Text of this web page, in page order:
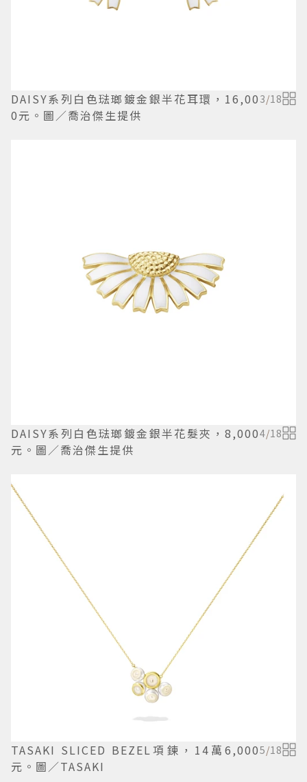
DAISY系列白色琺瑯鍍金銀半花耳環，16,00
0元。圖／喬治傑生提供
3/18
DAISY系列白色琺瑯鍍金銀半花髮夾，8,000
元。圖／喬治傑生提供
4/18
TASAKI SLICED BEZEL項鍊，14萬6,000
元。圖／TASAKI
5/18